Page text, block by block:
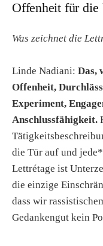
Offenheit für
Was zeichnet die
Linde Nadiani: Das,
Offenheit,
Experiment,
Anschlussfähigkeit.
die Tür auf und
Lettrétage ist
die einzige
dass wir
Gedankengut kein